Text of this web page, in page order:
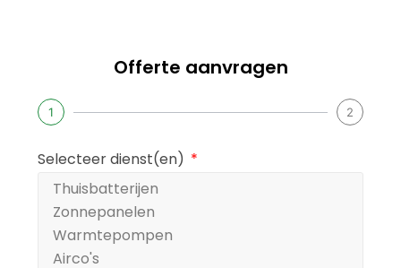
Offerte aanvragen
1 2
Selecteer dienst(en)